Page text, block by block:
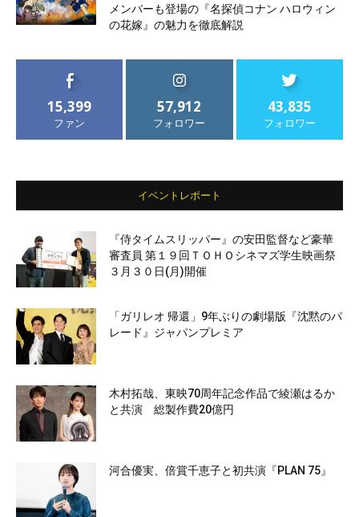
メンバーも登場の『名探偵コナン ハロウィン
の花嫁』の魅力を徹底解説
15,399
ファン
57,912
フォロワー
43,835
フォロワー
イベントレポート
『侍タイムスリッパー』の安田監督など豪華
審査員 第１９回ＴＯＨＯシネマズ学生映画祭
３月３０日(月)開催
「ガリレオ 帰還」9年ぶりの劇場版『沈黙のパ
レード』ジャパンプレミア
木村拓哉、東映70周年記念作品で綾瀬はるか
と共演 総製作費20億円
河合優実、倍賞千恵子と初共演『PLAN 75』